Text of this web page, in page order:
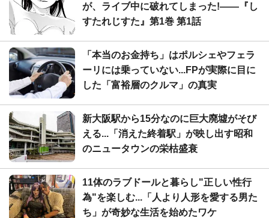
が、ライブ中に破れてしまった!――『し
すたれじすた』第1巻 第1話
「本当のお金持ち」はポルシェやフェラ
ーリには乗っていない...FPが実際に目に
した「富裕層のクルマ」の真実
新大阪駅から15分なのに巨大廃墟がそび
える...「消えた終着駅」が映し出す昭和
のニュータウンの栄枯盛衰
11体のラブドールと暮らし"正しい性行
為"を楽しむ...「人より人形を愛する男た
ち」が奇妙な生活を始めたワケ